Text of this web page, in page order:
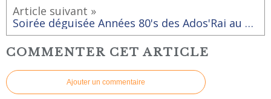
Article suivant »
Soirée déguisée Années 80's des Ados'Rai au Pôle Pierre Sévin vendredi 21 avril 2017
COMMENTER CET ARTICLE
Ajouter un commentaire